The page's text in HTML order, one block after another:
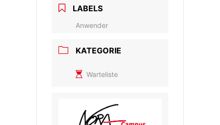
LABELS
Anwender
KATEGORIE
Warteliste